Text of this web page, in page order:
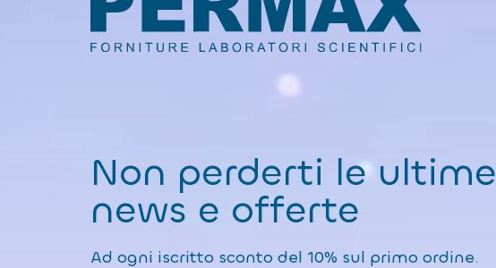
Non perderti le ultime
news e offerte
Ad ogni iscritto sconto del 10% sul primo ordine.